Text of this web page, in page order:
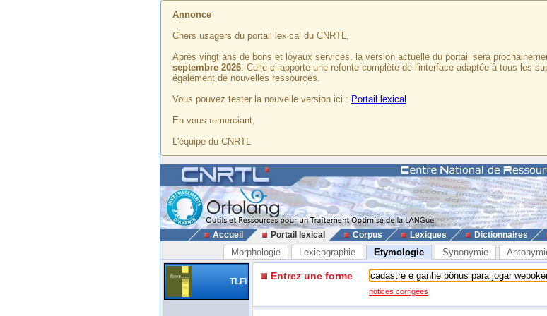
Annonce
Chers usagers du portail lexical du CNRTL,
Après vingt ans de bons et loyaux services, la version actuelle du portail sera
septembre 2026. Celle-ci apporte une refonte complète de l'interface adaptée à tous les
également de nouvelles ressources.
Vous pouvez tester la nouvelle version ici : Portail lexical
En vous remerciant,
L'équipe du CNRTL
Accueil Portail lexical Corpus Lexiques Dictionnaires
Morphologie Lexicographie Etymologie Synonymie
TLFi Entrez une forme
notices corrigées